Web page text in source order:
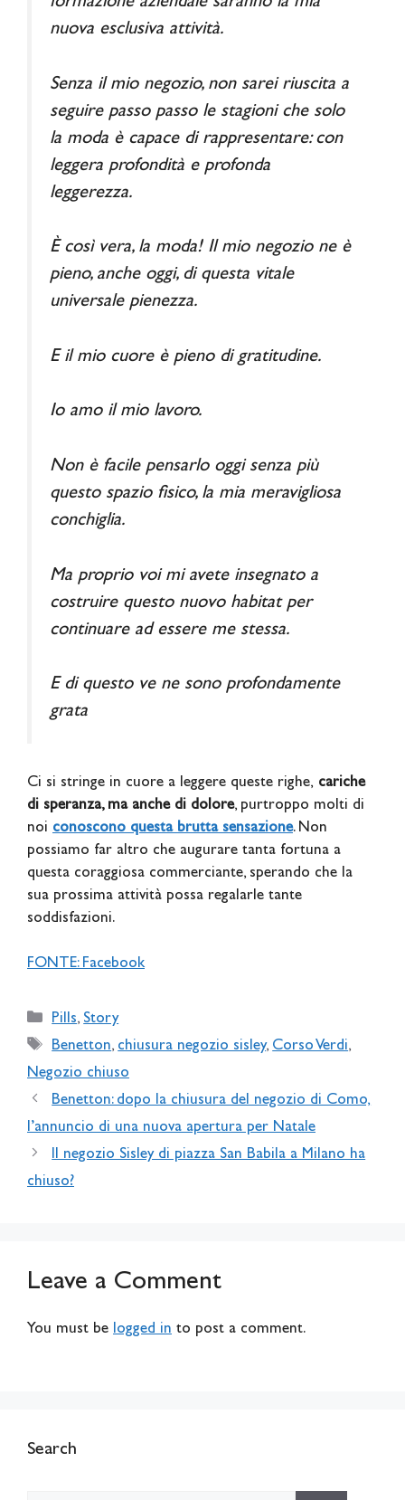
nuova esclusiva attività.
Senza il mio negozio, non sarei riuscita a
seguire passo passo le stagioni che solo
la moda è capace di rappresentare: con
leggera profondità e profonda
leggerezza.
È così vera, la moda! Il mio negozio ne è
pieno, anche oggi, di questa vitale
universale pienezza.
E il mio cuore è pieno di gratitudine.
Io amo il mio lavoro.
Non è facile pensarlo oggi senza più
questo spazio fisico, la mia meravigliosa
conchiglia.
Ma proprio voi mi avete insegnato a
costruire questo nuovo habitat per
continuare ad essere me stessa.
E di questo ve ne sono profondamente
grata
Ci si stringe in cuore a leggere queste righe, cariche
di speranza, ma anche di dolore, purtroppo molti di
noi conoscono questa brutta sensazione. Non
possiamo far altro che augurare tanta fortuna a
questa coraggiosa commerciante, sperando che la
sua prossima attività possa regalarle tante
soddisfazioni.
FONTE: Facebook
Categories
Pills, Story
Tags
Benetton, chiusura negozio sisley, Corso Verdi,
Negozio chiuso
Benetton: dopo la chiusura del negozio di Como,
l’annuncio di una nuova apertura per Natale
Il negozio Sisley di piazza San Babila a Milano ha
chiuso?
Leave a Comment
You must be logged in to post a comment.
Search